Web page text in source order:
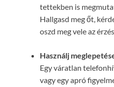
tettekben is
Hallgasd meg őt,
oszd meg vele az
Használj
Egy váratlan
vagy egy apró